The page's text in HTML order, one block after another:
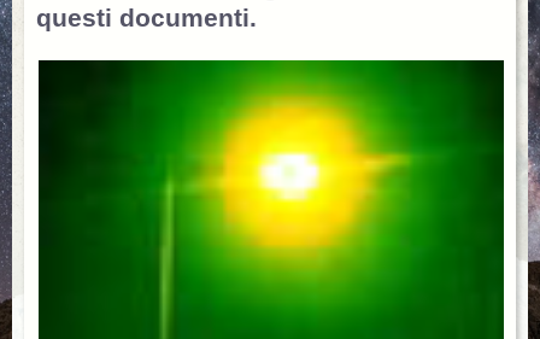
questi documenti.